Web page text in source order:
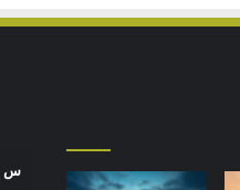
س